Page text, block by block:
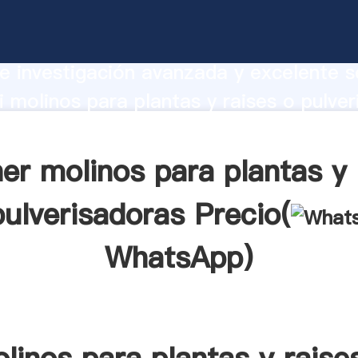
molinos para plantas y
Precio(
WhatsApp)